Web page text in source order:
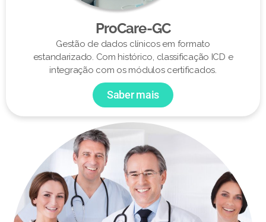
ProCare-GC
Gestão de dados clínicos em formato
estandarizado. Com histórico, classificação ICD e
integração com os módulos certificados.
Saber mais